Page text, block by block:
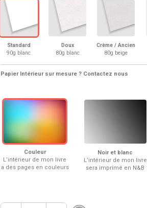
Standard
90g blanc
Doux
80g blanc
Crème / Ancien
80g beige
Papier Intérieur sur mesure ? Contactez nous
Couleur
L’intérieur de mon livre
a des pages en couleurs
Noir et blanc
L’intérieur de mon livre
sera imprimé en N&B